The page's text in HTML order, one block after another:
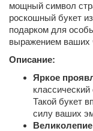
мощный символ
роскошный букет
подарком для
выражением ваших
Описание:
Яркое
Такой букет
силу ваших